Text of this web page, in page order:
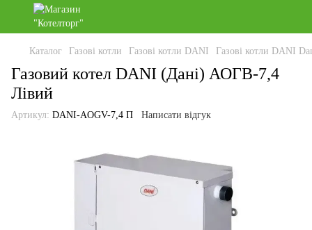
Каталог Газові котли Газові котли DANI Газові котли DANI
Газовий котел DANI (Дані) АОГВ-7,4
Лівий
Артикул: DANI-AOGV-7,4 П Написати відгук